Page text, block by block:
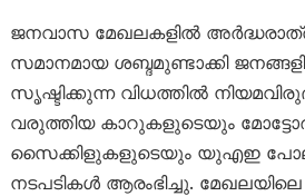
ജനവാസ മേഖലകളിൽ
സമാനമായ ശബ്ദമുണ്ടാക്കി
സൃഷ്ടിക്കുന്ന വിധത്തിൽ
വരുത്തിയ കാറുകളുടെയും
സൈക്കിളുകളുടെയും യുഎഇ
നടപടികൾ ആരംഭിച്ചു.